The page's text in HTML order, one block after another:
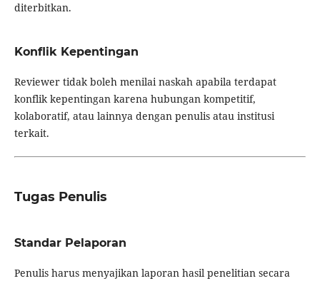
diterbitkan.
Konflik Kepentingan
Reviewer tidak boleh menilai naskah apabila terdapat
konflik kepentingan karena hubungan kompetitif,
kolaboratif, atau lainnya dengan penulis atau institusi
terkait.
Tugas Penulis
Standar Pelaporan
Penulis harus menyajikan laporan hasil penelitian secara